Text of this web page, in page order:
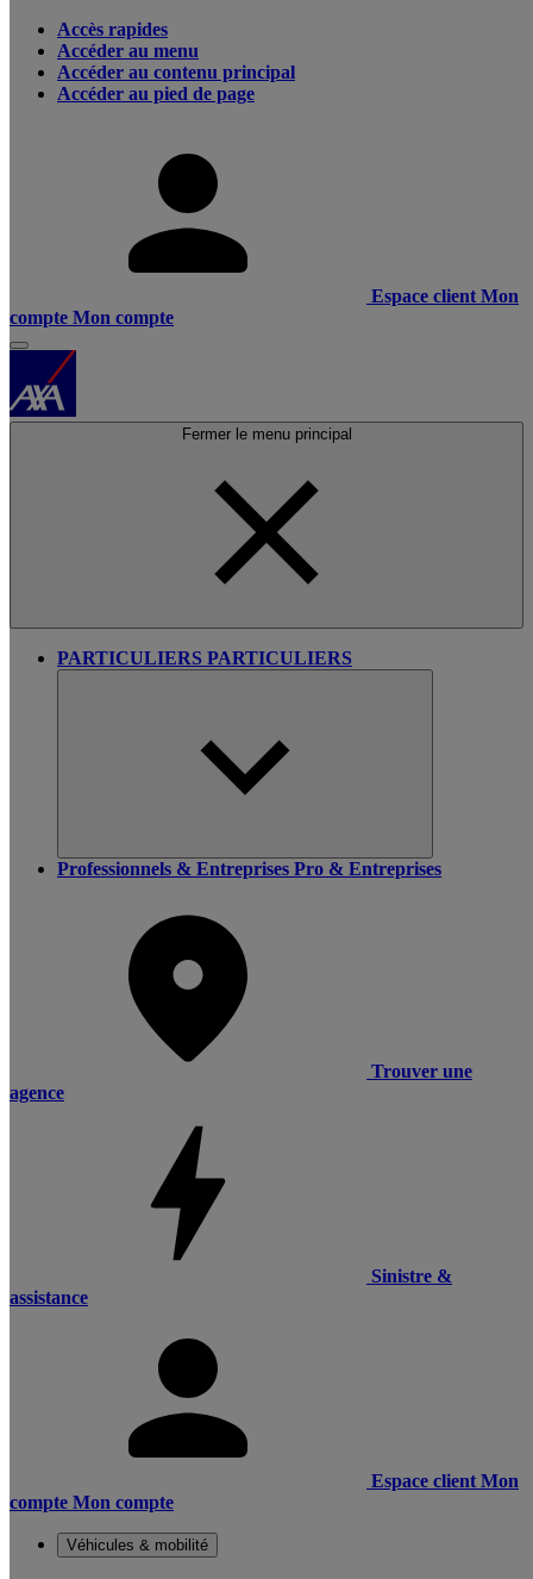
Accès rapides
Accéder au menu
Accéder au contenu principal
Accéder au pied de page
Espace client Mon
compte Mon compte
Fermer le menu principal
PARTICULIERS PARTICULIERS
Professionnels & Entreprises Pro & Entreprises
Trouver une
agence
Sinistre &
assistance
Espace client Mon
compte Mon compte
Véhicules & mobilité